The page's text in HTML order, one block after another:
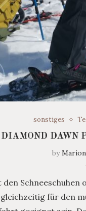
sonstiges
DAWN
by
für den